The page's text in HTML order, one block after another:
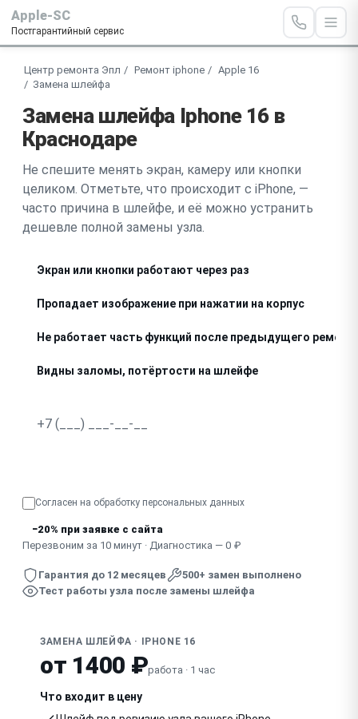
Apple-SC
Постгарантийный сервис
Центр ремонта Эпл Ремонт iphone
Apple 16
Замена шлейфа
Замена шлейфа Iphone 16 в
Краснодаре
Не спешите менять экран, камеру или кнопки
целиком. Отметьте, что происходит с iPhone, —
часто причина в шлейфе, и её можно устранить
дешевле полной замены узла.
Экран или кнопки работают через раз
Пропадает изображение при нажатии на корпус
Не работает часть функций после предыдущего
Видны заломы, потёртости на шлейфе
Согласен на обработку персональных данных
−20% при заявке с сайта
Перезвоним за 10 минут · Диагностика — 0 ₽
Гарантия до 12 месяцев
500+ замен выполнено
Тест работы узла после замены шлейфа
ЗАМЕНА ШЛЕЙФА · IPHONE 16
от 1400 ₽работа · 1 час
Что входит в цену